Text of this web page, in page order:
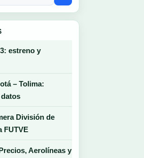
estreno y
– Tolima:
División de
FUTVE
Aerolíneas y